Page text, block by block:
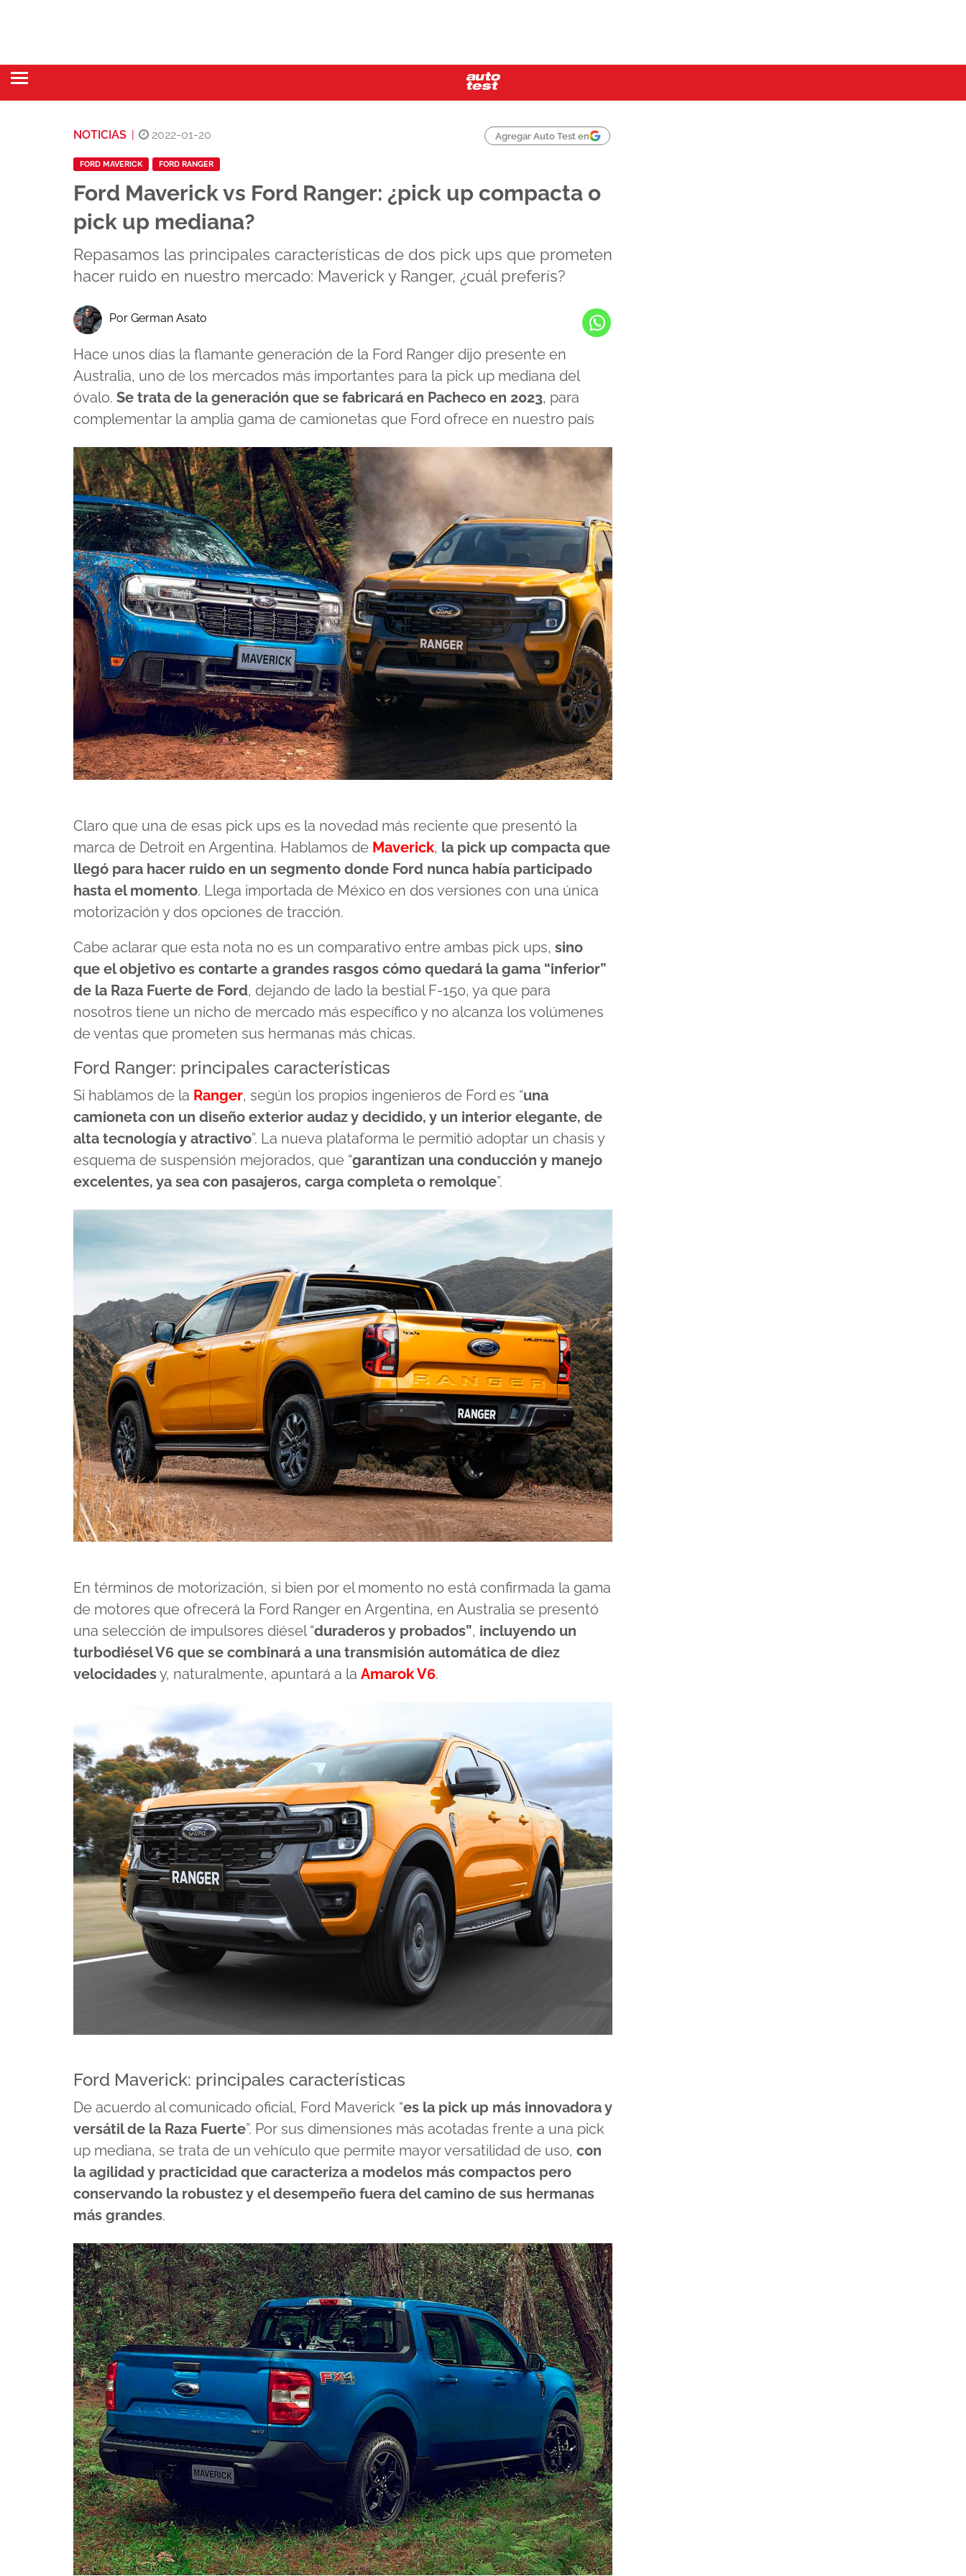
NOTICIAS 2022-01-20 Agregar Auto Test en
FORD MAVERICK FORD RANGER
Ford Maverick vs Ford Ranger: ¿pick up compacta o
pick up mediana?
Repasamos las principales características de dos pick ups que prometen
hacer ruido en nuestro mercado: Maverick y Ranger, ¿cuál preferís?
Por German Asato
Hace unos días la flamante generación de la Ford Ranger dijo presente en
Australia, uno de los mercados más importantes para la pick up mediana del
óvalo. Se trata de la generación que se fabricará en Pacheco en 2023, para
complementar la amplia gama de camionetas que Ford ofrece en nuestro país
Claro que una de esas pick ups es la novedad más reciente que presentó la
marca de Detroit en Argentina. Hablamos de Maverick, la pick up compacta que
llegó para hacer ruido en un segmento donde Ford nunca había participado
hasta el momento. Llega importada de México en dos versiones con una única
motorización y dos opciones de tracción.
Cabe aclarar que esta nota no es un comparativo entre ambas pick ups, sino
que el objetivo es contarte a grandes rasgos cómo quedará la gama “inferior”
de la Raza Fuerte de Ford, dejando de lado la bestial F-150, ya que para
nosotros tiene un nicho de mercado más específico y no alcanza los volúmenes
de ventas que prometen sus hermanas más chicas.
Ford Ranger: principales características
Si hablamos de la Ranger, según los propios ingenieros de Ford es “una
camioneta con un diseño exterior audaz y decidido, y un interior elegante, de
alta tecnología y atractivo”. La nueva plataforma le permitió adoptar un chasis y
esquema de suspensión mejorados, que “garantizan una conducción y manejo
excelentes, ya sea con pasajeros, carga completa o remolque”.
En términos de motorización, si bien por el momento no está confirmada la gama
de motores que ofrecerá la Ford Ranger en Argentina, en Australia se presentó
una selección de impulsores diésel “duraderos y probados”, incluyendo un
turbodiésel V6 que se combinará a una transmisión automática de diez
velocidadesy, naturalmente, apuntará a la Amarok V6.
Ford Maverick: principales características
De acuerdo al comunicado oficial, Ford Maverick “es la pick up más innovadora y
versátil de la Raza Fuerte”. Por sus dimensiones más acotadas frente a una pick
up mediana, se trata de un vehículo que permite mayor versatilidad de uso, con
la agilidad y practicidad que caracteriza a modelos más compactos pero
conservando la robustez y el desempeño fuera del camino de sus hermanas
más grandes.